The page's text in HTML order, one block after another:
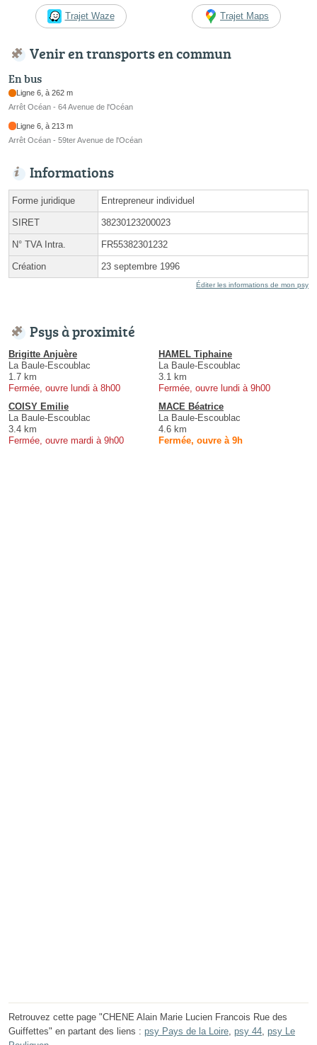
Trajet Waze Trajet Maps
Venir en transports en commun
En bus
Ligne 6, à 262 m
Arrêt Océan - 64 Avenue de l'Océan
Ligne 6, à 213 m
Arrêt Océan - 59ter Avenue de l'Océan
Informations
Forme juridique Entrepreneur individuel
SIRET 38230123200023
N° TVA Intra. FR55382301232
Création 23 septembre 1996
Éditer les informations de mon psy
Psys à proximité
Brigitte Anjuère
La Baule-Escoublac
1.7 km
Fermée, ouvre lundi à 8h00
HAMEL Tiphaine
La Baule-Escoublac
3.1 km
Fermée, ouvre lundi à 9h00
COISY Emilie
La Baule-Escoublac
3.4 km
Fermée, ouvre mardi à 9h00
MACE Béatrice
La Baule-Escoublac
4.6 km
Fermée, ouvre à 9h
Retrouvez cette page "CHENE Alain Marie Lucien Francois Rue des
Guiffettes" en partant des liens : psy Pays de la Loire psy 44 psy Le